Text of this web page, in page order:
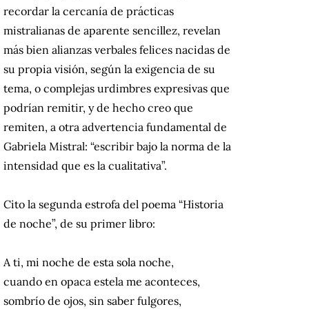
recordar la cercanía de prácticas
mistralianas de aparente sencillez, revelan
más bien alianzas verbales felices nacidas de
su propia visión, según la exigencia de su
tema, o complejas urdimbres expresivas que
podrían remitir, y de hecho creo que
remiten, a otra advertencia fundamental de
Gabriela Mistral: “escribir bajo la norma de la
intensidad que es la cualitativa”.
Cito la segunda estrofa del poema “Historia
de noche”, de su primer libro:
A ti, mi noche de esta sola noche,
cuando en opaca estela me aconteces,
sombrío de ojos, sin saber fulgores,